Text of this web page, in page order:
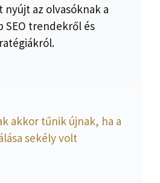
az olvasóknak a
SEO trendekről és
akkor tűnik újnak, ha a
sekély volt